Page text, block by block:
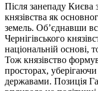
Після занепаду Києва
князівства як
земель. Об’єднавши
Чернігівського
національній основі,
Тож князівство
просторах,
державами. Позиція